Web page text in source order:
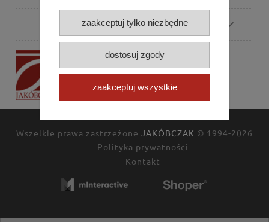
Pomoc
P.H. Jakóbczak
Dorota Jakóbczak
42-202 Częstochowa
Wszelkie prawa zastrzeżone JAKÓBCZAK © 1994-2026
Polityka prywatności
Kontakt
zaakceptuj tylko niezbędne
dostosuj zgody
zaakceptuj wszystkie